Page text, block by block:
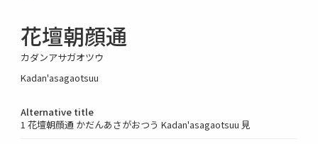
花壇朝顔通
カダンアサガオツウ
Kadan'asagaotsuu
Alternative title
1 花壇朝顔通 かだんあさがおつう Kadan'asagaotsuu 見